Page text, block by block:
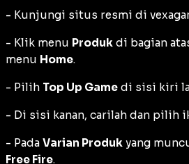
- Kunjungi situs resmi di
- Klik menu Produk di bagian
menu Home.
- Pilih Top Up Game di sisi kiri
- Di sisi kanan, carilah dan pilih
- Pada Varian Produk yang
Free Fire.